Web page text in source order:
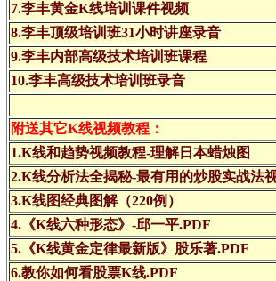
7.李丰黄金K线培训课件视频
8.李丰顶级培训班31小时讲座录音
9.李丰内部高级技术培训班课程
10.李丰高级技术培训班录音
附送其它K线视频教程：
1.K线和趋势视频教程-理解日本蜡烛图
2.K线分析法全揭秘-最有用的炒股实战法
3.K线图经典图解（220例）
4.《K线六种形态》-邱一平.PDF
5.《K线黄金定律最新版》股乐著.PDF
6.教你如何看股票K线.PDF